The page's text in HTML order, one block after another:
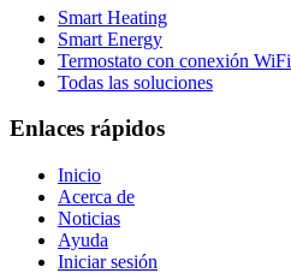
Smart Heating
Smart Energy
Termostato con conexión WiFi
Todas las soluciones
Enlaces rápidos
Inicio
Acerca de
Noticias
Ayuda
Iniciar sesión